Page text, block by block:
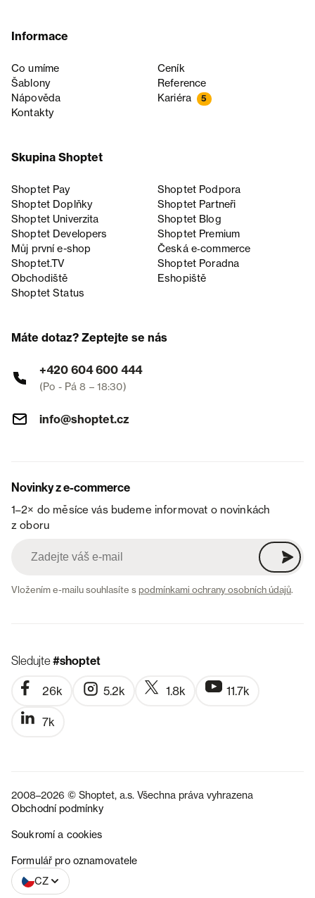
Informace
Co umíme
Ceník
Šablony
Reference
Nápověda
Kariéra 5
Kontakty
Skupina Shoptet
Shoptet Pay
Shoptet Podpora
Shoptet Doplňky
Shoptet Partneři
Shoptet Univerzita
Shoptet Blog
Shoptet Developers
Shoptet Premium
Můj první e-shop
Česká e‑commerce
Shoptet.TV
Shoptet Poradna
Obchodiště
Eshopiště
Shoptet Status
Máte dotaz? Zeptejte se nás
+420 604 600 444
(Po - Pá 8 – 18:30)
info@shoptet.cz
Novinky z e-commerce
1–2× do měsíce vás budeme informovat o novinkách
z oboru
Vložením e-mailu souhlasíte spodmínkami ochrany osobních údajů.
Sledujte#shoptet
26k 5.2k 1.8k 11.7k
7k
2008–2026 © Shoptet, a.s. Všechna práva vyhrazena
Obchodní podmínky
Soukromí a cookies
Formulář pro oznamovatele
CZ